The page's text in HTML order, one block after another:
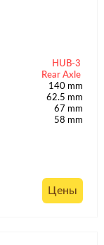
HUB-3
Rear Axle
140 mm
62.5 mm
67 mm
58 mm
Цены